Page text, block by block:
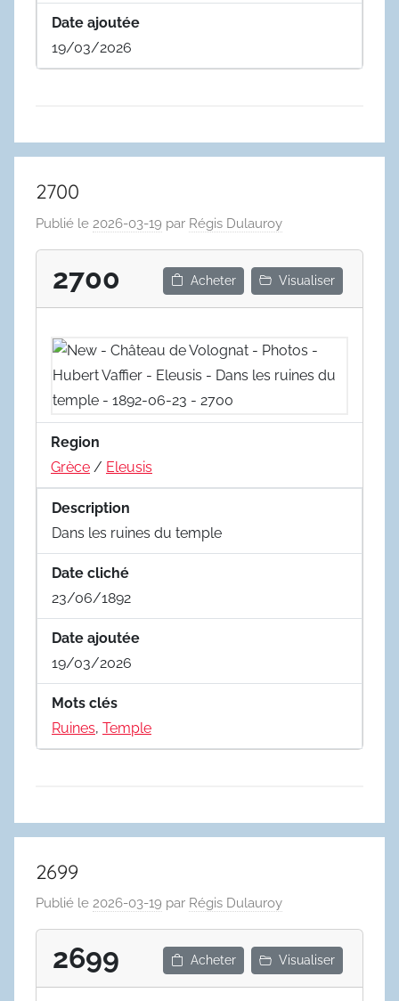
Date ajoutée
19/03/2026
2700
Publié le 2026-03-19 par Régis Dulauroy
2700 Acheter Visualiser
Region
Grèce / Eleusis
Description
Dans les ruines du temple
Date cliché
23/06/1892
Date ajoutée
19/03/2026
Mots clés
Ruines, Temple
2699
Publié le 2026-03-19 par Régis Dulauroy
2699 Acheter Visualiser